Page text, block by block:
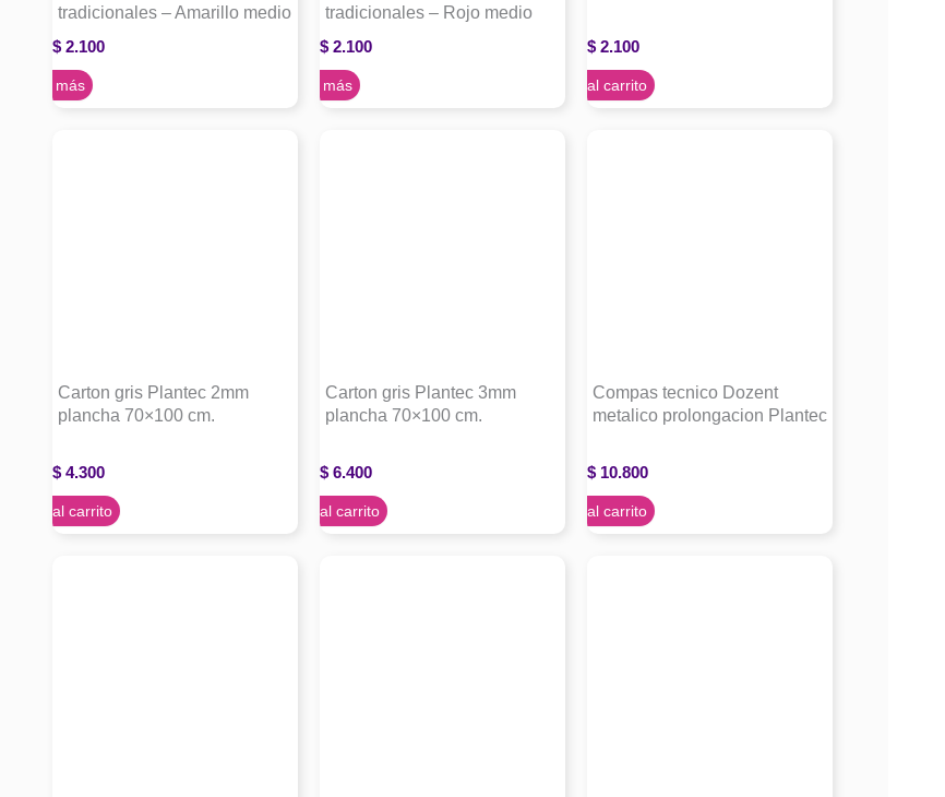
tradicionales – Amarillo medio
$ 2.100
Leer más
tradicionales – Rojo medio
$ 2.100
Leer más
$ 2.100
Agregar al carrito
Carton gris Plantec 2mm
plancha 70×100 cm.
$ 4.300
Agregar al carrito
Carton gris Plantec 3mm
plancha 70×100 cm.
$ 6.400
Agregar al carrito
Compas tecnico Dozent
metalico prolongacion Plantec
$ 10.800
Agregar al carrito